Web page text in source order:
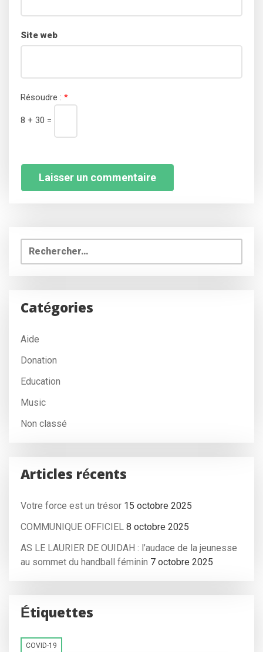
Site web
Résoudre : *
8 + 30 =
Rechercher :
Catégories
Aide
Donation
Education
Music
Non classé
Articles récents
Votre force est un trésor 15 octobre 2025
COMMUNIQUE OFFICIEL 8 octobre 2025
AS LE LAURIER DE OUIDAH : l’audace de la jeunesse
au sommet du handball féminin 7 octobre 2025
Étiquettes
COVID-19